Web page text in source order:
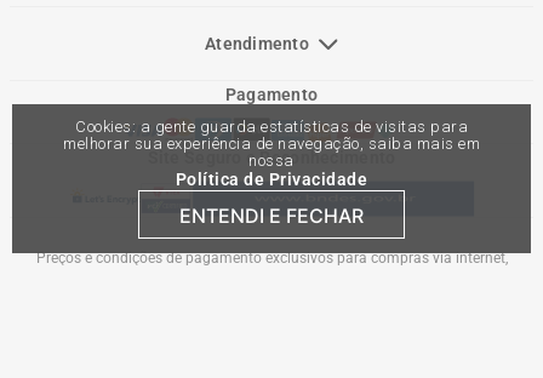
Cookies: a gente guarda estatísticas de visitas para
melhorar sua experiência de navegação, saiba mais em
nossa
Política de Privacidade
ENTENDI E FECHAR
Atendimento
Pagamento
Site Seguro e Reconhecimento
Preços e condições de pagamento exclusivos para compras via internet,